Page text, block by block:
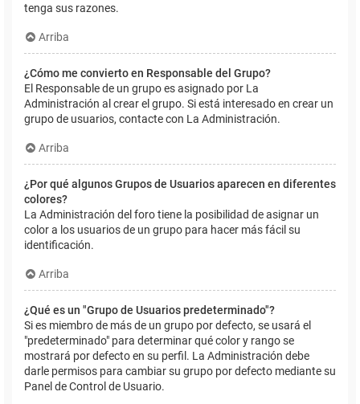
tenga sus razones.
Arriba
¿Cómo me convierto en Responsable del Grupo?
El Responsable de un grupo es asignado por La
Administración al crear el grupo. Si está interesado en crear un
grupo de usuarios, contacte con La Administración.
Arriba
¿Por qué algunos Grupos de Usuarios aparecen en diferentes
colores?
La Administración del foro tiene la posibilidad de asignar un
color a los usuarios de un grupo para hacer más fácil su
identificación.
Arriba
¿Qué es un "Grupo de Usuarios predeterminado"?
Si es miembro de más de un grupo por defecto, se usará el
"predeterminado" para determinar qué color y rango se
mostrará por defecto en su perfil. La Administración debe
darle permisos para cambiar su grupo por defecto mediante su
Panel de Control de Usuario.